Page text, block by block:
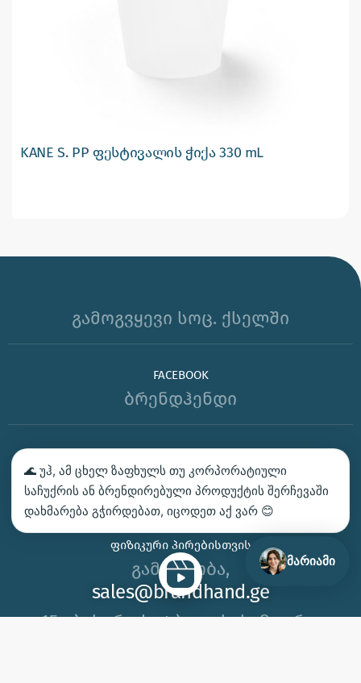
KANE S. PP ფესტივალის ჭიქა 330 mL
გამოგვყევი სოც. ქსელში
FACEBOOK
ბრენდჰენდი
ᲙᲝᲜᲢᲐᲥᲢᲘ
ᲩᲕᲔᲜ ᲛᲝᲒᲕᲬᲝᲜᲡ
ᲤᲘᲖᲘᲙᲣᲠᲘ ᲞᲘᲠᲔᲑᲘᲡᲗᲕᲘᲡ
გამარჯობა,
sales@brandhand.ge
15 აბუსერიძე ტბელის, სამგორი,
მარიამი
🌊 უჰ, ამ ცხელ ზაფხულს თუ კორპორატიული
საჩუქრის ან ბრენდირებული პროდუქტის შერჩევაში
დახმარება გჭირდებათ, იცოდეთ აქ ვარ 😊